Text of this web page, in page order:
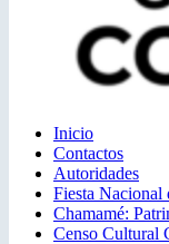
Inicio
Contactos
Autoridades
Fiesta Nacional
Chamamé:
Censo Cultural